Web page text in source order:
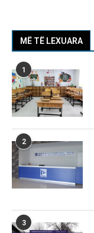
MË TË LEXUARA
1
2
3